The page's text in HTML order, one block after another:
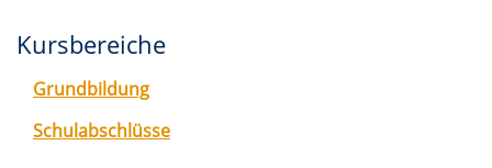
Kursbereiche
Grundbildung
Schulabschlüsse